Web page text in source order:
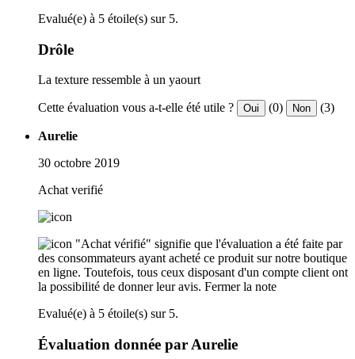
Evalué(e) à 5 étoile(s) sur 5.
Drôle
La texture ressemble à un yaourt
Cette évaluation vous a-t-elle été utile ? Oui (0) Non (3)
Aurelie
30 octobre 2019
Achat verifié
"Achat vérifié" signifie que l'évaluation a été faite par
des consommateurs ayant acheté ce produit sur notre boutique
en ligne. Toutefois, tous ceux disposant d'un compte client ont
la possibilité de donner leur avis. Fermer la note
Evalué(e) à 5 étoile(s) sur 5.
Évaluation donnée par Aurelie